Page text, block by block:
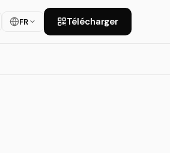
FR Télécharger